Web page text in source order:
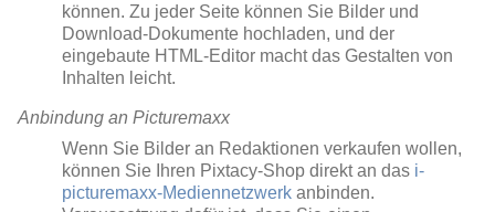
können. Zu jeder Seite können Sie Bilder und
Download-Dokumente hochladen, und der
eingebaute HTML-Editor macht das Gestalten von
Inhalten leicht.
Anbindung an Picturemaxx
Wenn Sie Bilder an Redaktionen verkaufen wollen,
können Sie Ihren Pixtacy-Shop direkt an das i-
picturemaxx-Mediennetzwerk anbinden.